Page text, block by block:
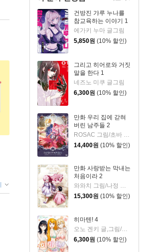
건방진 갸루 누나를
참교육하는 이야기 1
에가키 누마 글그림
5,850원 (10% 할인)
그리고 히어로와 거짓
말을 한다 1
네즈노 미쿠 글그림
6,300원 (10% 할인)
만화 우리 집에 갇혀
버린 남주들 2
14,400원 (10% 할인)
만화 사랑받는 막내는
처음이라 2
와와치 그림/나정 글/미래나비 원저
15,300원 (10% 할인)
히마텐! 4
오노 겐키 글,그림/이승원 역
6,300원 (10% 할인)